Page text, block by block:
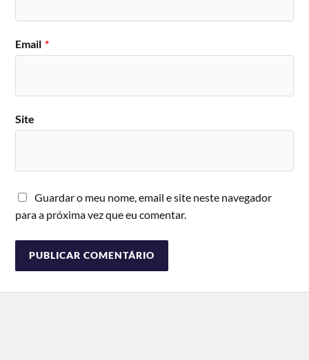
Email *
Site
Guardar o meu nome, email e site neste navegador
para a próxima vez que eu comentar.